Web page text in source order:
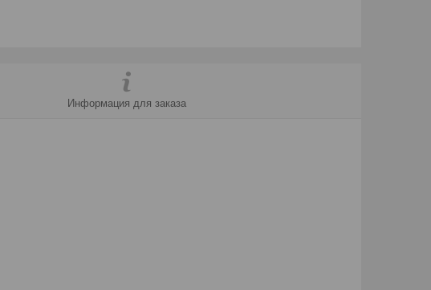
Информация для заказа